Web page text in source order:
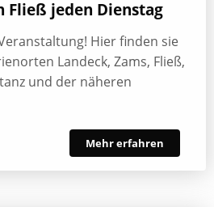
Fließ jeden Dienstag
Hier finden sie
Landeck, Zams, Fließ,
und der näheren
Mehr erfahren